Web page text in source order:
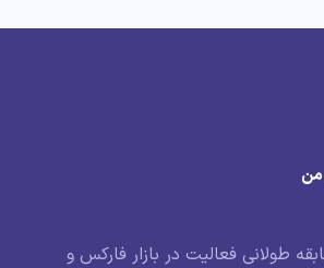
طولانی فعالیت در بازار فارکس و